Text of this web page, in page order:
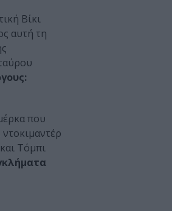
Βίκι
αυτή τη
που
Τόμπι